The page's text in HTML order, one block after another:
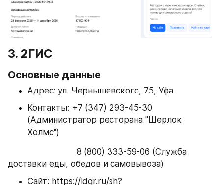
3. 2ГИС
Основные данные
Адрес: ул. Чернышевского, 75, Уфа
Контакты: +7 (347) 293-45-30
(Администратор ресторана "Шерлок
Холмс")
доставки еды, обедов и самовывоза)
Сайт: https://ldgr.ru/sh?